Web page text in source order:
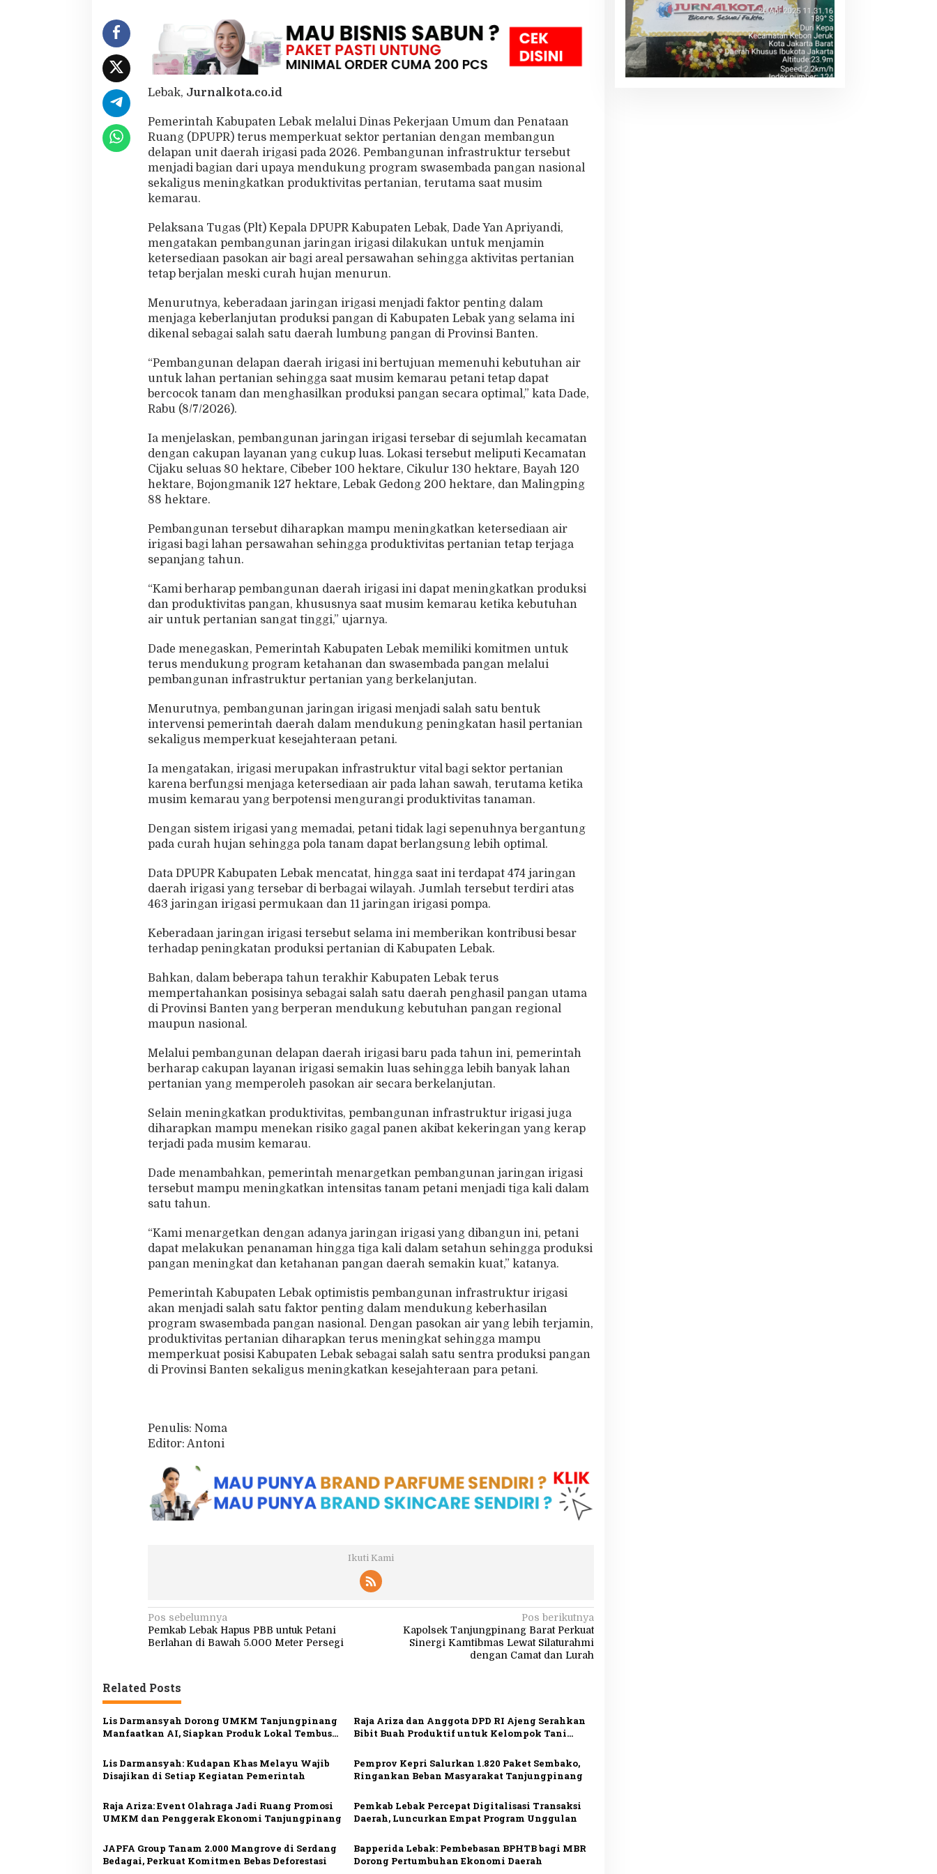
n
t
u
P
r
k
u
t
S
s
m
b
a
a
P
a
n
a
n
Lebak, Jurnalkota.co.id
Pemerintah Kabupaten Lebak melalui Dinas Pekerjaan Umum dan Penataan
Ruang (DPUPR) terus memperkuat sektor pertanian dengan membangun
delapan unit daerah irigasi pada 2026. Pembangunan infrastruktur tersebut
menjadi bagian dari upaya mendukung program swasembada pangan nasional
sekaligus meningkatkan produktivitas pertanian, terutama saat musim
kemarau.
Pelaksana Tugas (Plt) Kepala DPUPR Kabupaten Lebak, Dade Yan Apriyandi,
mengatakan pembangunan jaringan irigasi dilakukan untuk menjamin
ketersediaan pasokan air bagi areal persawahan sehingga aktivitas pertanian
tetap berjalan meski curah hujan menurun.
Menurutnya, keberadaan jaringan irigasi menjadi faktor penting dalam
menjaga keberlanjutan produksi pangan di Kabupaten Lebak yang selama ini
dikenal sebagai salah satu daerah lumbung pangan di Provinsi Banten.
“Pembangunan delapan daerah irigasi ini bertujuan memenuhi kebutuhan air
untuk lahan pertanian sehingga saat musim kemarau petani tetap dapat
bercocok tanam dan menghasilkan produksi pangan secara optimal,” kata Dade,
Rabu (8/7/2026).
Ia menjelaskan, pembangunan jaringan irigasi tersebar di sejumlah kecamatan
dengan cakupan layanan yang cukup luas. Lokasi tersebut meliputi Kecamatan
Cijaku seluas 80 hektare, Cibeber 100 hektare, Cikulur 130 hektare, Bayah 120
hektare, Bojongmanik 127 hektare, Lebak Gedong 200 hektare, dan Malingping
88 hektare.
Pembangunan tersebut diharapkan mampu meningkatkan ketersediaan air
irigasi bagi lahan persawahan sehingga produktivitas pertanian tetap terjaga
sepanjang tahun.
“Kami berharap pembangunan daerah irigasi ini dapat meningkatkan produksi
dan produktivitas pangan, khususnya saat musim kemarau ketika kebutuhan
air untuk pertanian sangat tinggi,” ujarnya.
Dade menegaskan, Pemerintah Kabupaten Lebak memiliki komitmen untuk
terus mendukung program ketahanan dan swasembada pangan melalui
pembangunan infrastruktur pertanian yang berkelanjutan.
Menurutnya, pembangunan jaringan irigasi menjadi salah satu bentuk
intervensi pemerintah daerah dalam mendukung peningkatan hasil pertanian
sekaligus memperkuat kesejahteraan petani.
Ia mengatakan, irigasi merupakan infrastruktur vital bagi sektor pertanian
karena berfungsi menjaga ketersediaan air pada lahan sawah, terutama ketika
musim kemarau yang berpotensi mengurangi produktivitas tanaman.
Dengan sistem irigasi yang memadai, petani tidak lagi sepenuhnya bergantung
pada curah hujan sehingga pola tanam dapat berlangsung lebih optimal.
Data DPUPR Kabupaten Lebak mencatat, hingga saat ini terdapat 474 jaringan
daerah irigasi yang tersebar di berbagai wilayah. Jumlah tersebut terdiri atas
463 jaringan irigasi permukaan dan 11 jaringan irigasi pompa.
Keberadaan jaringan irigasi tersebut selama ini memberikan kontribusi besar
terhadap peningkatan produksi pertanian di Kabupaten Lebak.
Bahkan, dalam beberapa tahun terakhir Kabupaten Lebak terus
mempertahankan posisinya sebagai salah satu daerah penghasil pangan utama
di Provinsi Banten yang berperan mendukung kebutuhan pangan regional
maupun nasional.
Melalui pembangunan delapan daerah irigasi baru pada tahun ini, pemerintah
berharap cakupan layanan irigasi semakin luas sehingga lebih banyak lahan
pertanian yang memperoleh pasokan air secara berkelanjutan.
Selain meningkatkan produktivitas, pembangunan infrastruktur irigasi juga
diharapkan mampu menekan risiko gagal panen akibat kekeringan yang kerap
terjadi pada musim kemarau.
Dade menambahkan, pemerintah menargetkan pembangunan jaringan irigasi
tersebut mampu meningkatkan intensitas tanam petani menjadi tiga kali dalam
satu tahun.
“Kami menargetkan dengan adanya jaringan irigasi yang dibangun ini, petani
dapat melakukan penanaman hingga tiga kali dalam setahun sehingga produksi
pangan meningkat dan ketahanan pangan daerah semakin kuat,” katanya.
Pemerintah Kabupaten Lebak optimistis pembangunan infrastruktur irigasi
akan menjadi salah satu faktor penting dalam mendukung keberhasilan
program swasembada pangan nasional. Dengan pasokan air yang lebih terjamin,
produktivitas pertanian diharapkan terus meningkat sehingga mampu
memperkuat posisi Kabupaten Lebak sebagai salah satu sentra produksi pangan
di Provinsi Banten sekaligus meningkatkan kesejahteraan para petani.
Penulis: Noma
Editor: Antoni
Ikuti Kami
N
a
i
g
a
s
i
p
o
s
Pos sebelumnya
Pemkab Lebak Hapus PBB untuk Petani
Berlahan di Bawah 5.000 Meter Persegi
Pos berikutnya
Kapolsek Tanjungpinang Barat Perkuat
Sinergi Kamtibmas Lewat Silaturahmi
dengan Camat dan Lurah
Related Posts
Lis Darmansyah Dorong UMKM Tanjungpinang
Manfaatkan AI, Siapkan Produk Lokal Tembus
Raja Ariza dan Anggota DPD RI Ajeng Serahkan
Bibit Buah Produktif untuk Kelompok Tani
Lis Darmansyah: Kudapan Khas Melayu Wajib
Disajikan di Setiap Kegiatan Pemerintah
Pemprov Kepri Salurkan 1.820 Paket Sembako,
Ringankan Beban Masyarakat Tanjungpinang
Raja Ariza: Event Olahraga Jadi Ruang Promosi
UMKM dan Penggerak Ekonomi Tanjungpinang
Pemkab Lebak Percepat Digitalisasi Transaksi
Daerah, Luncurkan Empat Program Unggulan
JAPFA Group Tanam 2.000 Mangrove di Serdang
Bedagai, Perkuat Komitmen Bebas Deforestasi
Bapperida Lebak: Pembebasan BPHTB bagi MBR
Dorong Pertumbuhan Ekonomi Daerah